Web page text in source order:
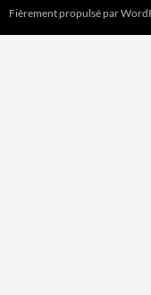
Fièrement propulsé par